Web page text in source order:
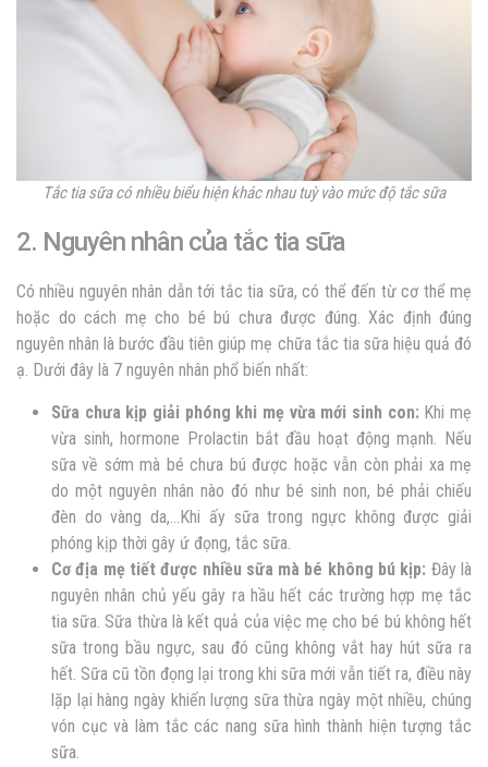
Tắc tia sữa có nhiều biểu hiện khác nhau tuỳ vào mức độ tắc sữa
2. Nguyên nhân của tắc tia sữa
Có nhiều nguyên nhân dẫn tới tắc tia sữa, có thể đến từ cơ thể mẹ
hoặc do cách mẹ cho bé bú chưa được đúng. Xác định đúng
nguyên nhân là bước đầu tiên giúp mẹ chữa tắc tia sữa hiệu quả đó
ạ. Dưới đây là 7 nguyên nhân phổ biến nhất:
Sữa chưa kịp giải phóng khi mẹ vừa mới sinh con: Khi mẹ
vừa sinh, hormone Prolactin bắt đầu hoạt động mạnh. Nếu
sữa về sớm mà bé chưa bú được hoặc vẫn còn phải xa mẹ
do một nguyên nhân nào đó như bé sinh non, bé phải chiếu
đèn do vàng da,…Khi ấy sữa trong ngực không được giải
phóng kịp thời gây ứ đọng, tắc sữa.
Cơ địa mẹ tiết được nhiều sữa mà bé không bú kịp: Đây là
nguyên nhân chủ yếu gây ra hầu hết các trường hợp mẹ tắc
tia sữa. Sữa thừa là kết quả của việc mẹ cho bé bú không hết
sữa trong bầu ngực, sau đó cũng không vắt hay hút sữa ra
hết. Sữa cũ tồn đọng lại trong khi sữa mới vẫn tiết ra, điều này
lặp lại hàng ngày khiến lượng sữa thừa ngày một nhiều, chúng
vón cục và làm tắc các nang sữa hình thành hiện tượng tắc
sữa.